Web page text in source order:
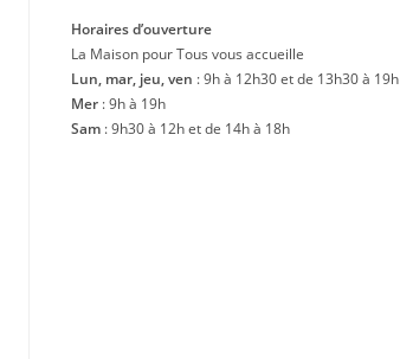
Horaires d’ouverture
La Maison pour Tous vous accueille
Lun, mar, jeu, ven : 9h à 12h30 et de 13h30 à 19h
Mer: 9h à 19h
Sam: 9h30 à 12h et de 14h à 18h